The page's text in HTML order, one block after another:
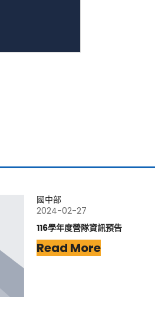
國中部
2024-02-27
116學年度營隊資訊預告
Read More